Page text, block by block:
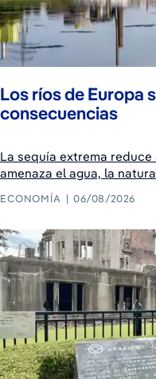
Los ríos de Europa
consecuencias
La sequía extrema
amenaza el agua, la
ECONOMÍA 06/08/2026